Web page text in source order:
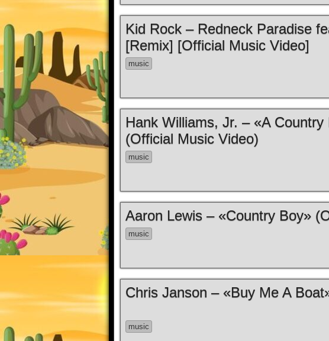
Kid Rock – Redneck Paradise
[Remix] [Official Music Video]
music
Hank Williams, Jr. – «A
(Official Music Video)
music
Aaron Lewis – «Country Boy»
music
Chris Janson – «Buy Me A
music